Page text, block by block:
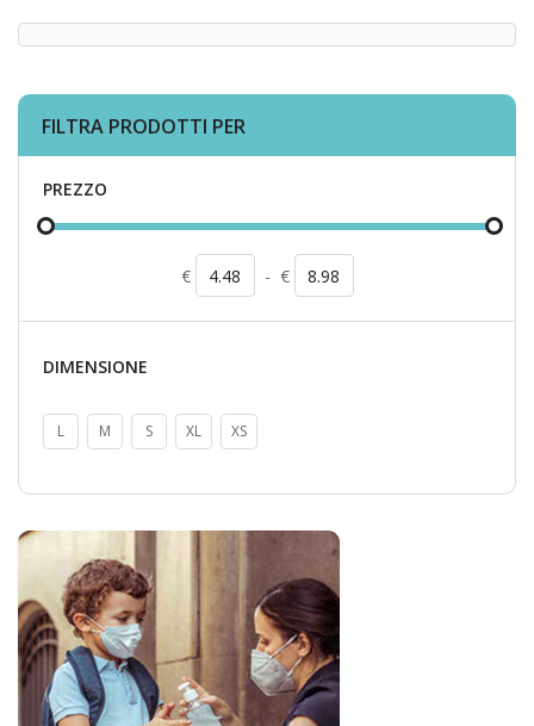
FILTRA PRODOTTI PER
PREZZO
€ - €
DIMENSIONE
L M S XL XS